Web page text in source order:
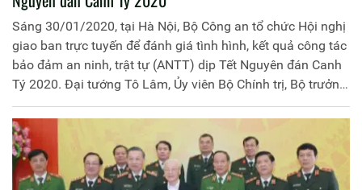
Sáng 30/01/2020, tại Hà Nội, Bộ Công an tổ chức Hội nghị
giao ban trực tuyến để đánh giá tình hình, kết quả công tác
bảo đảm an ninh, trật tự (ANTT) dịp Tết Nguyên đán Canh
Tý 2020. Đại tướng Tô Lâm, Ủy viên Bộ Chính trị, Bộ trưởng
Bộ Công an chủ trì Hội nghị.